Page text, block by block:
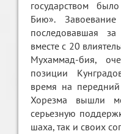
государством
Бию».
последовавшая
вместе с 20
Мухаммад-бия,
позиции
время на
Хорезма вышли
серьезную
шаха, так и своих